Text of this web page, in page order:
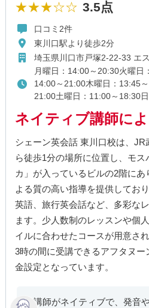
★★★☆☆ 3.5点
口コミ2件
東川口駅より徒歩2分
埼玉県川口市戸塚2-22-33 エ
月曜日：14:00～20:30火曜日
14:00～21:00木曜日：13:45
21:00土曜日：11:00～18:30
ネイティブ講師に
シェーン英会話 東川口校は、
ら徒歩1分の場所に位置し、モ
カ」が入っているビルの2階に
よる質の高い指導を提供してお
英語、旅行英会話など、多彩な
ます。少人数制のレッスンや個
イルに合わせたコースが用意さ
3時の間に受講できるアフタヌ
金設定となっています。
講師がネイティブで、発音